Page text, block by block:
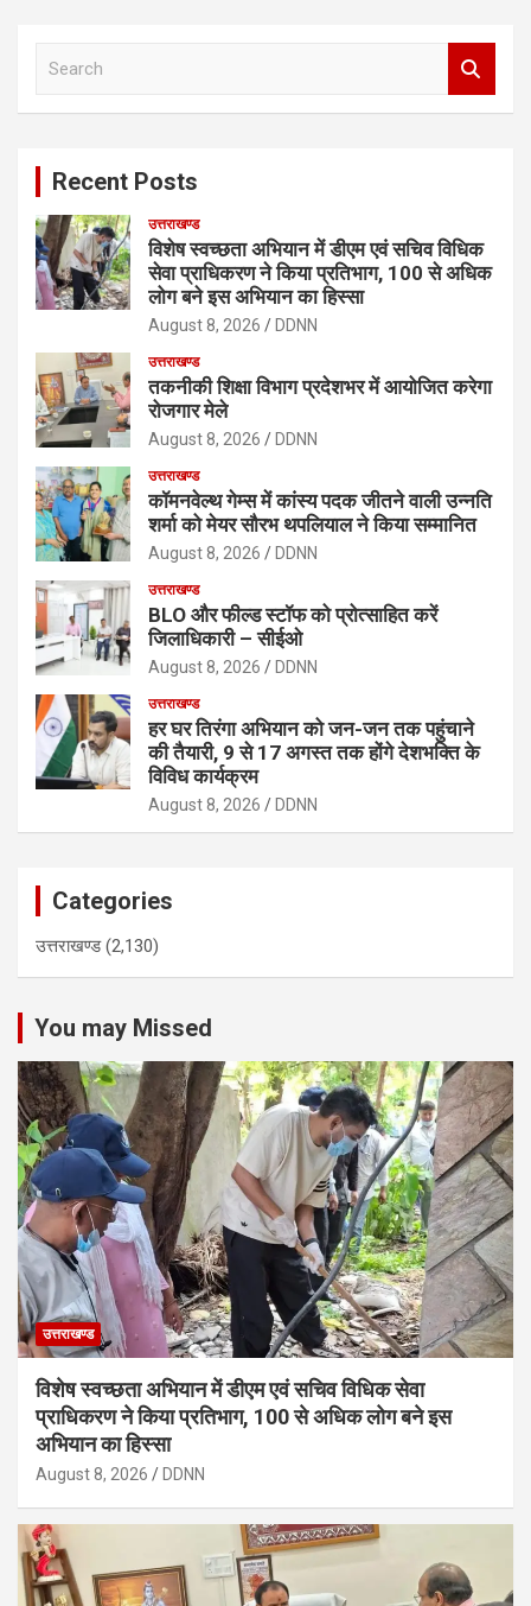
Recent Posts
उत्तराखण्ड
विशेष स्वच्छता अभियान में डीएम एवं सचिव विधिक
सेवा प्राधिकरण ने किया प्रतिभाग, 100 से अधिक
लोग बने इस अभियान का हिस्सा
August 8, 2026 DDNN
उत्तराखण्ड
तकनीकी शिक्षा विभाग प्रदेशभर में आयोजित करेगा
रोजगार मेले
August 8, 2026 DDNN
उत्तराखण्ड
कॉमनवेल्थ गेम्स में कांस्य पदक जीतने वाली उन्नति
शर्मा को मेयर सौरभ थपलियाल ने किया सम्मानित
August 8, 2026 DDNN
उत्तराखण्ड
BLO और फील्ड स्टॉफ को प्रोत्साहित करें
जिलाधिकारी – सीईओ
August 8, 2026 DDNN
उत्तराखण्ड
हर घर तिरंगा अभियान को जन-जन तक पहुंचाने
की तैयारी, 9 से 17 अगस्त तक होंगे देशभक्ति के
विविध कार्यक्रम
August 8, 2026 DDNN
Categories
उत्तराखण्ड(2,130)
You may Missed
उत्तराखण्ड
विशेष स्वच्छता अभियान में डीएम एवं सचिव विधिक सेवा
प्राधिकरण ने किया प्रतिभाग, 100 से अधिक लोग बने इस
अभियान का हिस्सा
August 8, 2026 DDNN